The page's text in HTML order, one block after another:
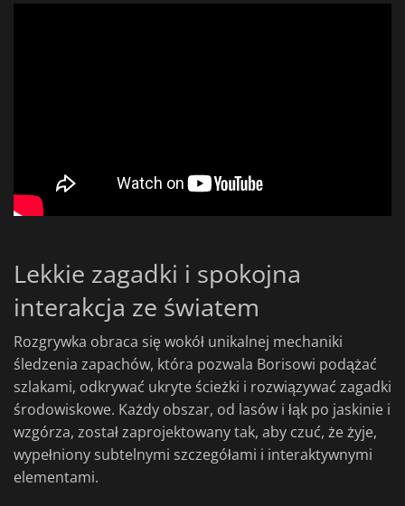
Lekkie zagadki i spokojna
interakcja ze światem
Rozgrywka obraca się wokół unikalnej mechaniki
śledzenia zapachów, która pozwala Borisowi podążać
szlakami, odkrywać ukryte ścieżki i rozwiązywać zagadki
środowiskowe. Każdy obszar, od lasów i łąk po jaskinie i
wzgórza, został zaprojektowany tak, aby czuć, że żyje,
wypełniony subtelnymi szczegółami i interaktywnymi
elementami.